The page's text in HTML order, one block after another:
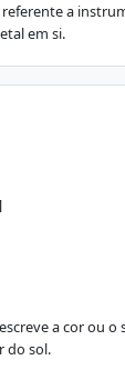
a
em si.
a cor ou o
do sol.